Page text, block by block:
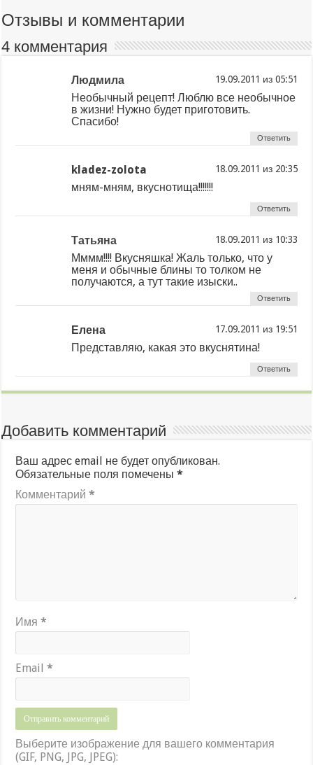
Отзывы и комментарии
4 комментария
Людмила из
Необычный рецепт! Люблю все необычное
в жизни! Нужно будет приготовить.
Спасибо!
Ответить
kladez-zolota из
мням-мням, вкуснотища!!!!!!!
Ответить
Татьяна из
Мммм!!!! Вкусняшка! Жаль только, что у
меня и обычные блины то толком не
получаются, а тут такие изыски..
Ответить
Елена из
Представляю, какая это вкуснятина!
Ответить
Добавить комментарий
Ваш адрес email не будет опубликован.
Обязательные поля помечены*
Комментарий*
Имя*
Email*
Выберите изображение для вашего комментария
(GIF, PNG, JPG, JPEG):